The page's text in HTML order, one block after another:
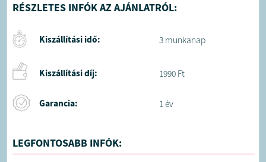
RÉSZLETES INFÓK AZ AJÁNLATRÓL:
Kiszállítási idő: 3 munkanap
Kiszállítási díj: 1990 Ft
Garancia: 1 év
LEGFONTOSABB INFÓK: